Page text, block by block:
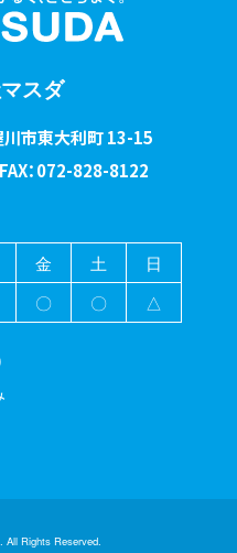
スダ
市東大利町 13-15
：072-828-8122
金 土
日
〇 〇 △
Rights Reserved.